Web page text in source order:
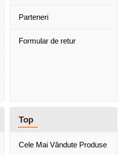
Parteneri
Formular de retur
Top
Cele Mai Vândute Produse